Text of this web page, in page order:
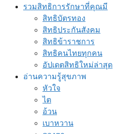
รวมสิทธิการรักษาที่คุณมี
สิทธิบัตรทอง
สิทธิประกันสังคม
สิทธิข้าราชการ
สิทธิคนไทยทุกคน
อัปเดตสิทธิใหม่ล่าสุด
อ่านความรู้สุขภาพ
หัวใจ
ไต
อ้วน
เบาหวาน